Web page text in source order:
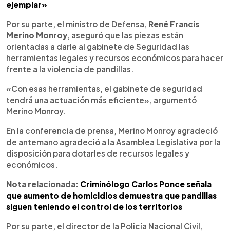
ejemplar»
Por su parte, el ministro de Defensa, René Francis
Merino Monroy, aseguró que las piezas están
orientadas a darle al gabinete de Seguridad las
herramientas legales y recursos económicos para hacer
frente a la violencia de pandillas.
«Con esas herramientas, el gabinete de seguridad
tendrá una actuación más eficiente», argumentó
Merino Monroy.
En la conferencia de prensa, Merino Monroy agradeció
de antemano agradeció a la Asamblea Legislativa por la
disposición para dotarles de recursos legales y
económicos.
Nota relacionada: Criminólogo Carlos Ponce señala
que aumento de homicidios demuestra que pandillas
siguen teniendo el control de los territorios
Por su parte, el director de la Policía Nacional Civil,